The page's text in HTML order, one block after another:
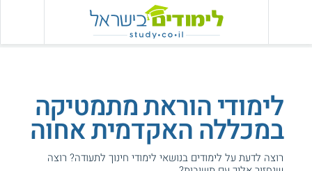
לימודי הוראת מתמטיקה
במכללה האקדמית אחוה
רוצה לדעת על לימודים בנושאי לימודי חינוך לתעודה? רוצה